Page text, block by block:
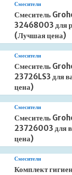
Смесители
Смеситель
32468003 для
(Лучшая цена)
Смесители
Смеситель
23726LS3 для
цена)
Смесители
Смеситель
23726003 для
цена)
Смесители
Комплект